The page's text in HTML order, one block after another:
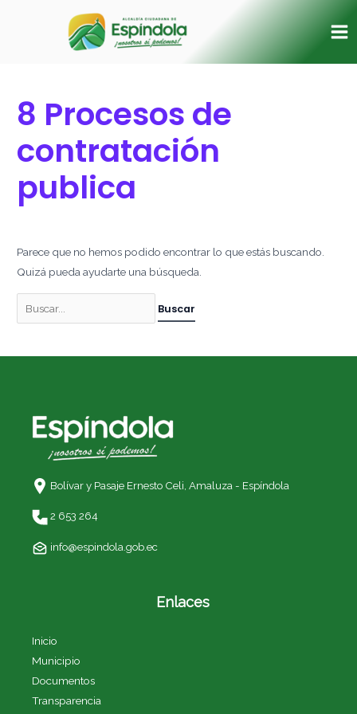
8 Procesos de
contratación
publica
Parece que no hemos podido encontrar lo que estás buscando.
Quizá pueda ayudarte una búsqueda.
Bolívar y Pasaje Ernesto Celi, Amaluza - Espíndola
2 653 264
info@espindola.gob.ec
Enlaces
Inicio
Municipio
Documentos
Transparencia